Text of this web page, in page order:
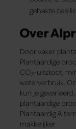
gehakte
Over
Door vaker
Plantaardige
CO2-uitstoot,
waterverbruik.
kun je
plantaardige
Plantaardig
makkelijker.